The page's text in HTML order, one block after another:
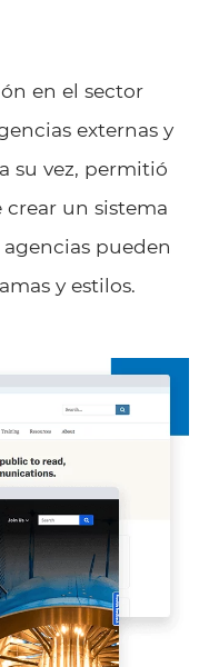
en el sector
externas y
su vez, permitió
un sistema
pueden
y estilos.